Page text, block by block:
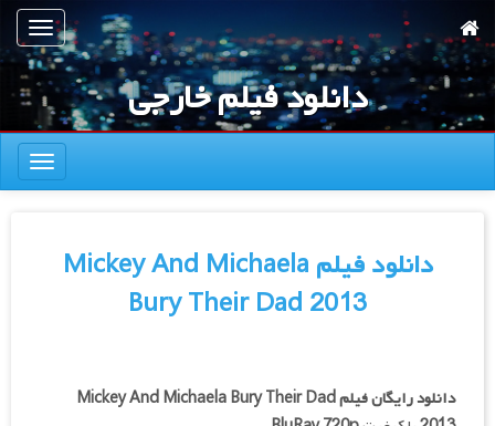
به
محتوای
اصلی
ناوبری
دانلود فیلم خارجی
ناوبری
دانلود فیلم Mickey And Michaela
Bury Their Dad 2013
دانلود رایگان فیلمMickey And Michaela Bury Their Dad